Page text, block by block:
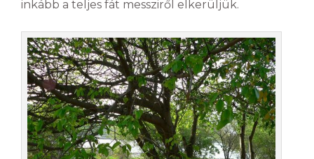
inkább a teljes fát messziről elkerüljük.